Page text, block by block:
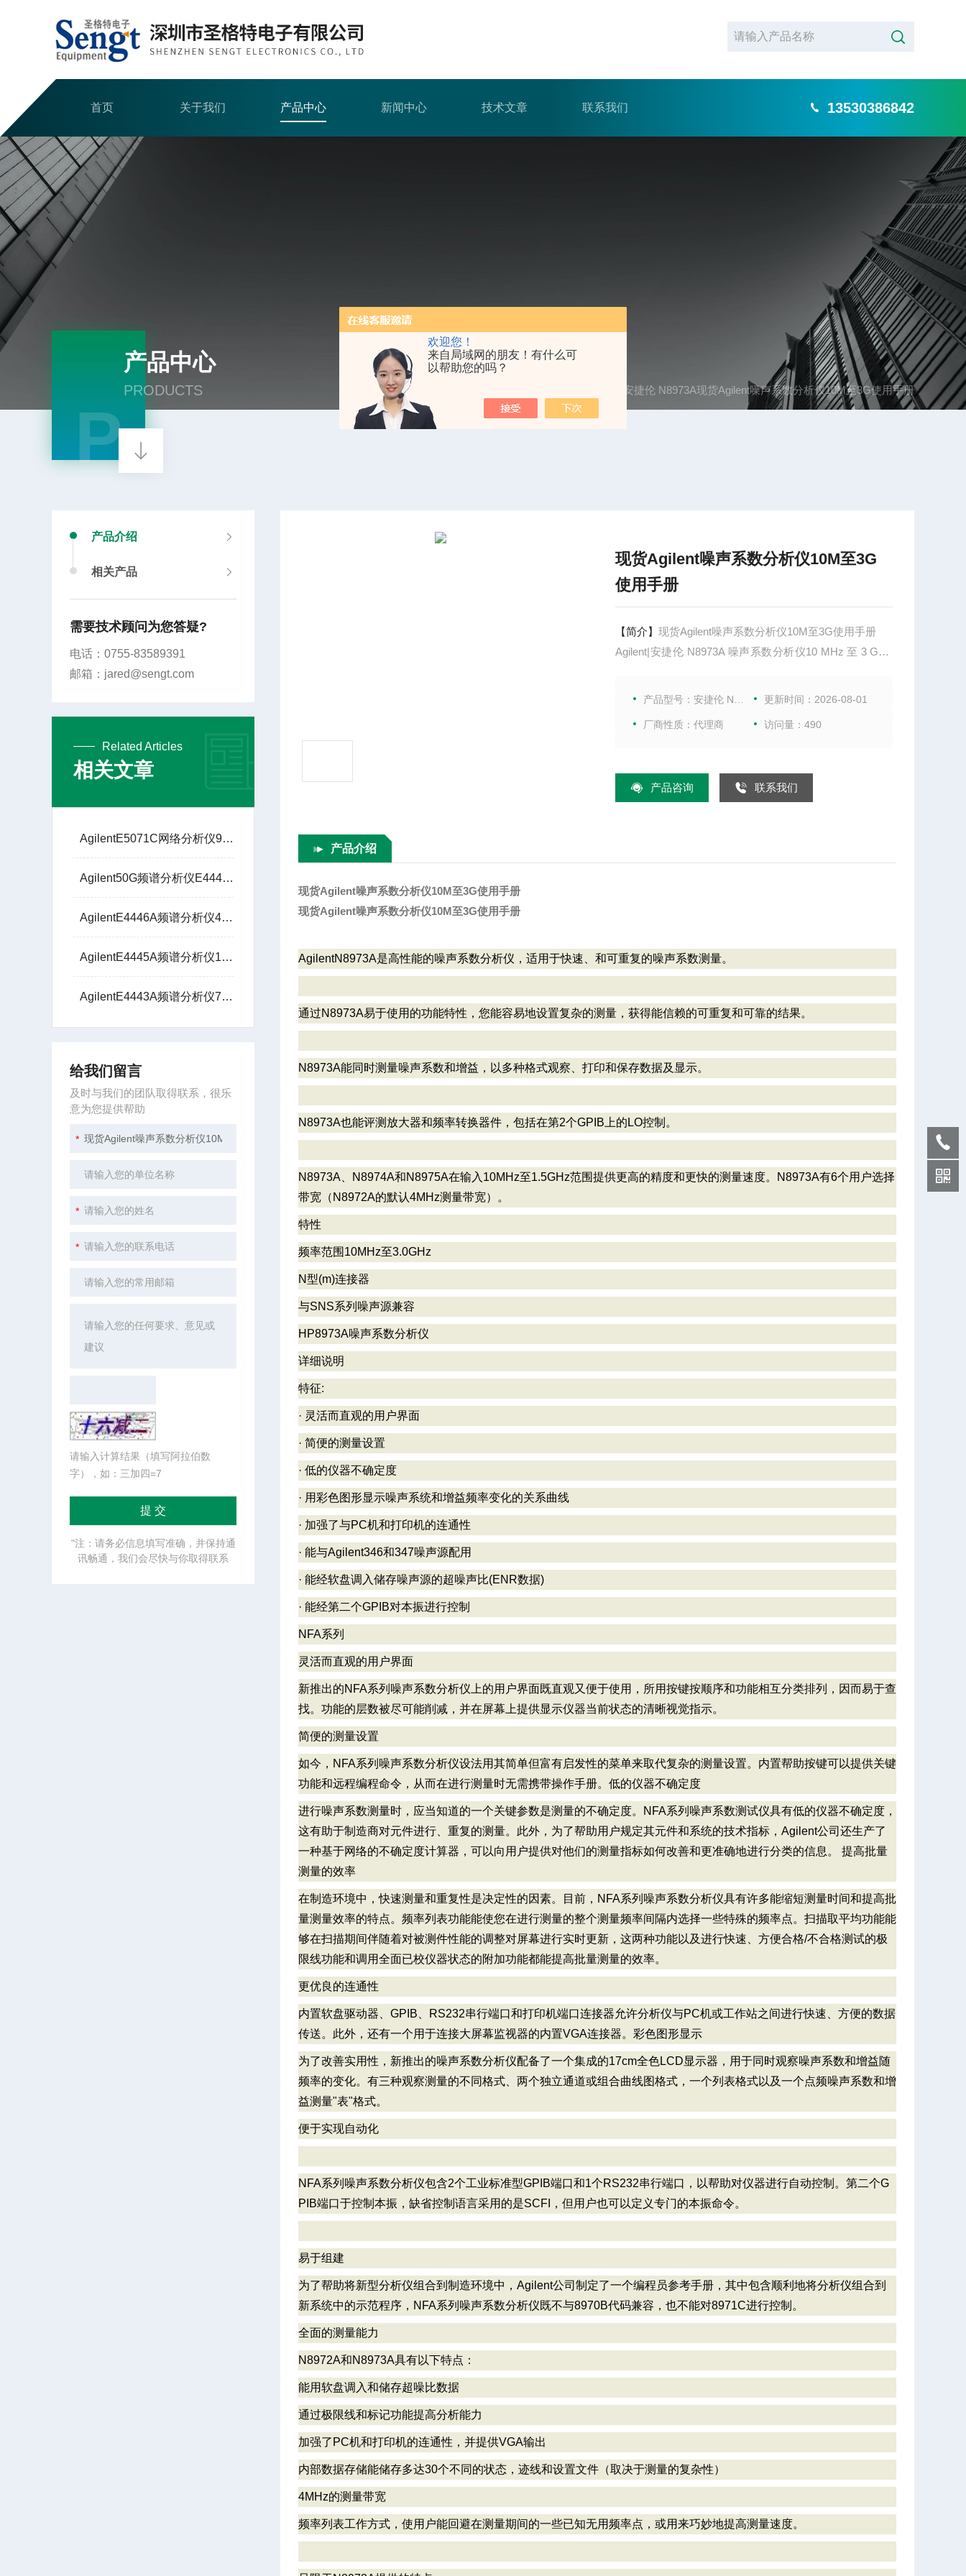
欢迎您！
来自局域网的朋友！有什么可
以帮助您的吗？
首页 关于我们 产品中心 新闻中心 技术文章 联系我们 13530386842
产品中心
PRODUCTS
P
当前位置： / 安捷伦 N8973A现货Agilent噪声系数分析仪10M至3G使用手册
现货Agilent噪声系数分析仪10M至3G
使用手册
【简介】现货Agilent噪声系数分析仪10M至3G使用手册
Agilent|安捷伦 N8973A 噪声系数分析仪10 MHz 至 3 GHz
（m） 连接器 与 SNS 系列噪声源兼容 欲了解详细情况，
产品型号：安捷伦 N8973A 更新时间：2026-08-01
厂商性质：代理商 访问量：490
产品咨询 联系我们
产品介绍
现货Agilent噪声系数分析仪10M至3G使用手册
现货Agilent噪声系数分析仪10M至3G使用手册
AgilentN8973A是高性能的噪声系数分析仪，适用于快速、和可重复的噪声系数测量。
通过N8973A易于使用的功能特性，您能容易地设置复杂的测量，获得能信赖的可重复和可靠的结果。
N8973A能同时测量噪声系数和增益，以多种格式观察、打印和保存数据及显示。
N8973A也能评测放大器和频率转换器件，包括在第2个GPIB上的LO控制。
N8973A、N8974A和N8975A在输入10MHz至1.5GHz范围提供更高的精度和更快的测量速度。N8973A有6个用户选择
带宽（N8972A的默认4MHz测量带宽）。
特性
频率范围10MHz至3.0GHz
N型(m)连接器
与SNS系列噪声源兼容
HP8973A噪声系数分析仪
详细说明
特征:
· 灵活而直观的用户界面
· 简便的测量设置
· 低的仪器不确定度
· 用彩色图形显示噪声系统和增益频率变化的关系曲线
· 加强了与PC机和打印机的连通性
· 能与Agilent346和347噪声源配用
· 能经软盘调入储存噪声源的超噪声比(ENR数据)
· 能经第二个GPIB对本振进行控制
NFA系列
灵活而直观的用户界面
新推出的NFA系列噪声系数分析仪上的用户界面既直观又便于使用，所用按键按顺序和功能相互分类排列，因而易于查
找。功能的层数被尽可能削减，并在屏幕上提供显示仪器当前状态的清晰视觉指示。
简便的测量设置
如今，NFA系列噪声系数分析仪设法用其简单但富有启发性的菜单来取代复杂的测量设置。内置帮助按键可以提供关键
功能和远程编程命令，从而在进行测量时无需携带操作手册。低的仪器不确定度
进行噪声系数测量时，应当知道的一个关键参数是测量的不确定度。NFA系列噪声系数测试仪具有低的仪器不确定度，
这有助于制造商对元件进行、重复的测量。此外，为了帮助用户规定其元件和系统的技术指标，Agilent公司还生产了
一种基于网络的不确定度计算器，可以向用户提供对他们的测量指标如何改善和更准确地进行分类的信息。 提高批量
测量的效率
在制造环境中，快速测量和重复性是决定性的因素。目前，NFA系列噪声系数分析仪具有许多能缩短测量时间和提高批
量测量效率的特点。频率列表功能能使您在进行测量的整个测量频率间隔内选择一些特殊的频率点。扫描取平均功能能
够在扫描期间伴随着对被测件性能的调整对屏幕进行实时更新，这两种功能以及进行快速、方便合格/不合格测试的极
限线功能和调用全面已校仪器状态的附加功能都能提高批量测量的效率。
更优良的连通性
内置软盘驱动器、GPIB、RS232串行端口和打印机端口连接器允许分析仪与PC机或工作站之间进行快速、方便的数据
传送。此外，还有一个用于连接大屏幕监视器的内置VGA连接器。彩色图形显示
为了改善实用性，新推出的噪声系数分析仪配备了一个集成的17cm全色LCD显示器，用于同时观察噪声系数和增益随
频率的变化。有三种观察测量的不同格式、两个独立通道或组合曲线图格式，一个列表格式以及一个点频噪声系数和增
益测量"表"格式。
便于实现自动化
NFA系列噪声系数分析仪包含2个工业标准型GPIB端口和1个RS232串行端口，以帮助对仪器进行自动控制。第二个G
PIB端口于控制本振，缺省控制语言采用的是SCFI，但用户也可以定义专门的本振命令。
易于组建
为了帮助将新型分析仪组合到制造环境中，Agilent公司制定了一个编程员参考手册，其中包含顺利地将分析仪组合到
新系统中的示范程序，NFA系列噪声系数分析仪既不与8970B代码兼容，也不能对8971C进行控制。
全面的测量能力
N8972A和N8973A具有以下特点：
能用软盘调入和储存超噪比数据
通过极限线和标记功能提高分析能力
加强了PC机和打印机的连通性，并提供VGA输出
内部数据存储能储存多达30个不同的状态，迹线和设置文件（取决于测量的复杂性）
4MHz的测量带宽
频率列表工作方式，使用户能回避在测量期间的一些已知无用频率点，或用来巧妙地提高测量速度。
产品介绍
相关产品
需要技术顾问为您答疑?
电话：0755-83589391
邮箱：jared@sengt.com
Related Articles
相关文章
AgilentE5071C网络分析仪9KHZ至8.5GHz
Agilent50G频谱分析仪E4448A圣格特5G通信解调
AgilentE4446A频谱分析仪44G圣格特5G通信解调
AgilentE4445A频谱分析仪13G技术支持
AgilentE4443A频谱分析仪7G技术支持
给我们留言
及时与我们的团队取得联系，很乐
意为您提供帮助
请输入计算结果（填写阿拉伯数
字），如：三加四=7
"注：请务必信息填写准确，并保持通
讯畅通，我们会尽快与你取得联系